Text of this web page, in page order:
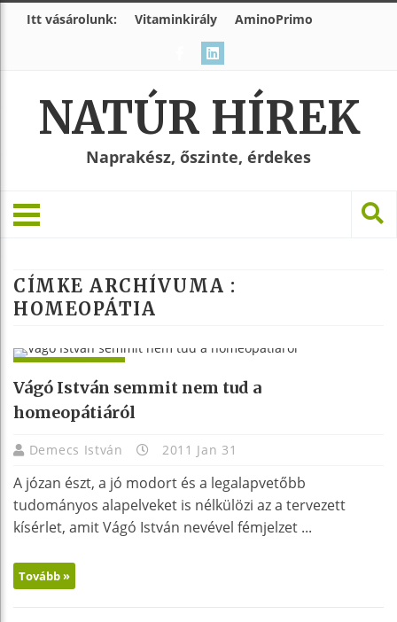
Itt vásárolunk: Vitaminkirály AminoPrimo
NATÚR HÍREK
Naprakész, őszinte, érdekes
CÍMKE ARCHÍVUMA :
HOMEOPÁTIA
Vágó István semmit nem tud a
homeopátiáról
Demecs István 2011 Jan 31
A józan észt, a jó modort és a legalapvetőbb
tudományos alapelveket is nélkülözi az a tervezett
kísérlet, amit Vágó István nevével fémjelzet ...
Tovább »